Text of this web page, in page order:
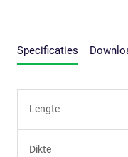
Specificaties
Lengte
Dikte